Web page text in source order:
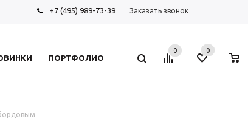
+7 (495) 989-73-39 Заказать звонок
ПОРТФОЛИО
0 0